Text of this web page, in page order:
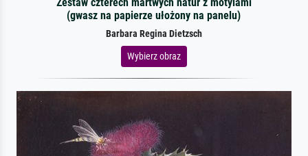
(gwasz na papierze ułożony na panelu)
Barbara Regina Dietzsch
Wybierz obraz